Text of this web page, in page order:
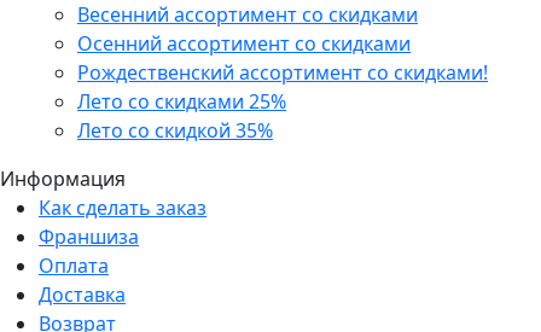
Весенний ассортимент со скидками
Осенний ассортимент со скидками
Рождественский ассортимент со скидками!
Лето со скидками 25%
Лето со скидкой 35%
Информация
Как сделать заказ
Франшиза
Оплата
Доставка
Возврат